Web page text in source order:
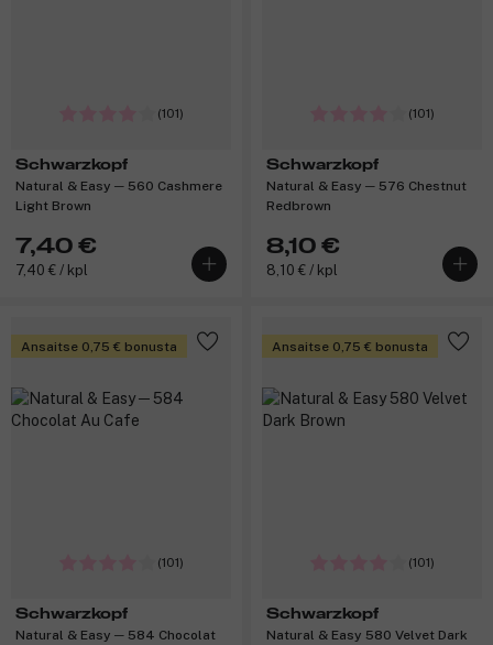
(101)
Schwarzkopf
Natural & Easy ─ 560 Cashmere
Light Brown
7,40 €
7,40 € / kpl
(101)
Schwarzkopf
Natural & Easy ─ 576 Chestnut
Redbrown
8,10 €
8,10 € / kpl
Ansaitse 0,75 € bonusta
(101)
Schwarzkopf
Natural & Easy ─ 584 Chocolat
Ansaitse 0,75 € bonusta
(101)
Schwarzkopf
Natural & Easy 580 Velvet Dark